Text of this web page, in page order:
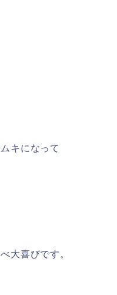
キになって
大喜びです。